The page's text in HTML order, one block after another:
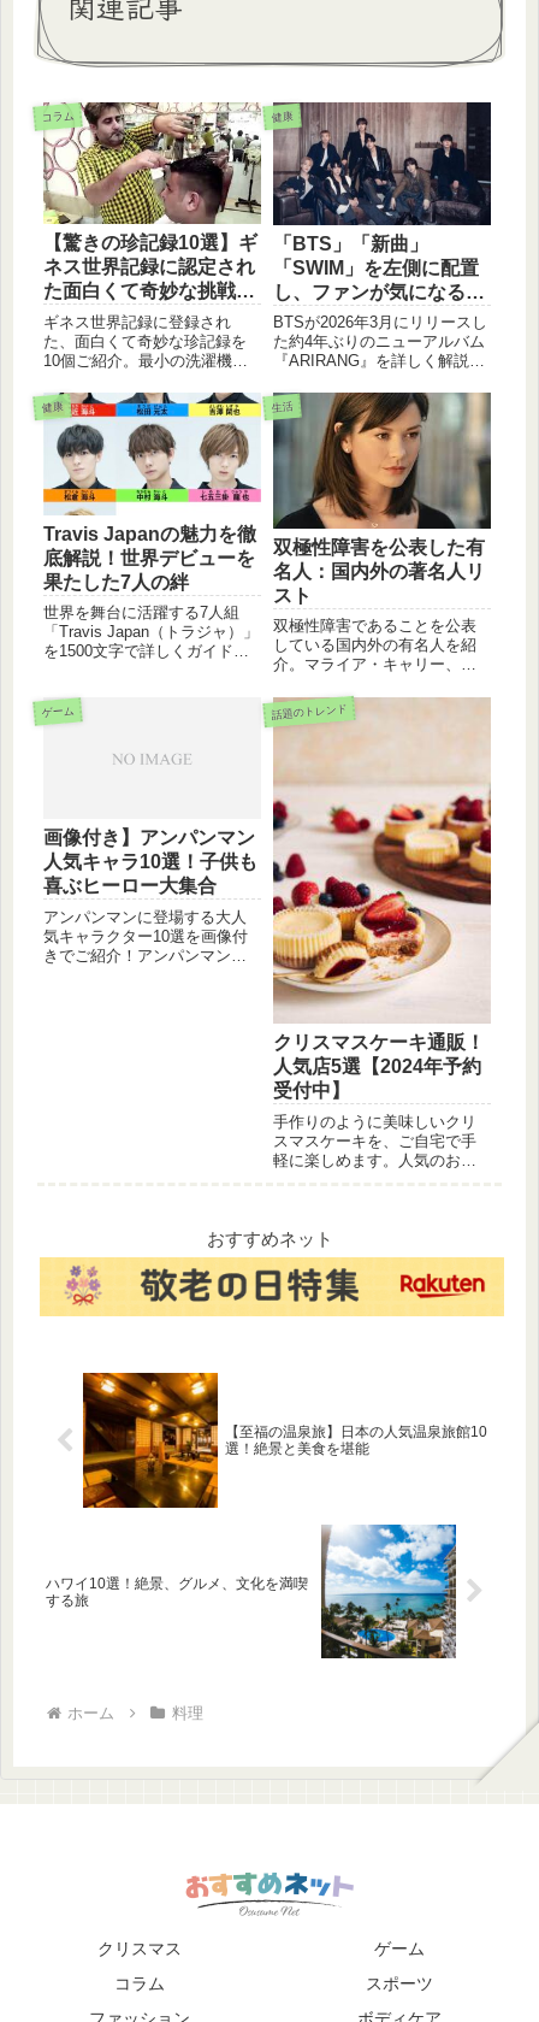
コラム
【驚きの珍記録10選】ギ
ネス世界記録に認定され
た面白くて奇妙な挑戦と
は？
ギネス世界記録に登録され
た、面白くて奇妙な珍記録を
10個ご紹介。最小の洗濯機か
異的な身体能力に挑戦した記
録まで、人間のユニークな発
想と探究心から生まれた記録
をまとめました。
健康
「BTS」「新曲」
「SWIM」を左側に配置
し、ファンが気になる
「アルバム名」「MV出
演者」を盛り込んでクリ
ック率を高めています。
BTSが2026年3月にリリースし
た約4年ぶりのニューアルバム
『ARIRANG』を詳しく解説。
セプトや、リスボンで撮影さ
れたMVの見どころ、リリー・
ラインハートとの共演につい
ても紹介。収録曲や最新のラ
イブ活動まで、BTSの今がわ
かる情報を網羅しています。
健康
Travis Japanの魅力を徹
底解説！世界デビューを
果たした7人の絆
世界を舞台に活躍する7人組
「Travis Japan（トラジャ）」
を1500文字で詳しくガイド！
異次元の「シンクロダン
ス」、個性豊かなメンバープ
アー情報まで網羅してお届け
生活
双極性障害を公表した有
名人：国内外の著名人リ
スト
双極性障害であることを公表
している国内外の有名人を紹
介。マライア・キャリー、セ
ョン山口一郎など、病気と向
き合い活躍する著名人から学
ゲーム
画像付き】アンパンマン
人気キャラ10選！子供も
喜ぶヒーロー大集合
アンパンマンに登場する大人
気キャラクター10選を画像付
きでご紹介！アンパンマン、
話題のトレンド
クリスマスケーキ通販！
人気店5選【2024年予約
受付中】
手作りのように美味しいクリ
スマスケーキを、ご自宅で手
軽に楽しめます。人気のお取
おすすめネット
【至福の温泉旅】日本の人気温泉旅館10
選！絶景と美食を堪能
ハワイ10選！絶景、グルメ、文化を満喫
する旅
ホーム 料理
クリスマス
ゲーム
コラム
スポーツ